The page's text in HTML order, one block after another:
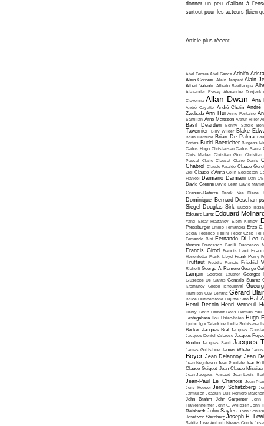
donner un peu d'allant à
surtout pour les acteurs (bien
Article plus récent
Abel Ferrara Abel Gance Adolfo
Alain Corneau Alain Jaspard Alain
Albert Valentin Alberto Bevilacqua
Alexander Esway Alexandre Dovjenko
Crevenna Allan Dwan Ana
André Cayatte André Chotin André
Zwobada Ann Hui Anne Fontaine
Santillan Arne Mattsson Arthur Hiller
Basil Dearden Benny Safdie
Tavernier Billy Wilder Blake
Brian Damude Brian De Palma
Forbes Budd Boetticher Burgess
Carlos Hugo Christensen Carlos Saura
Chris Marker Christian Gion Christian
Pascal
Claire Clouzot Claire Denis
Chabrol
Claude Faraldo Claude
Zidi Claude d'Anna Colin Eggleston
Frankel Damiano Damiani Dan
David Greene David Lean David
Granier-Deferre
Derek Yee Diane
Dominique Bernard-
Siegel
Douglas Sirk Duccio
Edouard Luntz Edouard
Yang Eldar Riazanov Elem Klimov
Pressburger Emilio Fernandez Enzo
Scola Federico Fellini Fedor Ozep Fei
Fernando Birri Fernando Di Leo
Vancini Francesco Barilli Francesco
Francis Girod Francis Leroi
Henenlotter Frank Lloyd Frank Perry
Truffaut Freddie Francis Friedrich
Righelli George A. Romero George
Lampin Georges Lautner
Georges
Giuseppe De Santis Gonzalo Suarez
Kromanov Grigori Tchoukhraï
Hamilton Guy Lefranc Gérard
Bruce Humberstone Hajime Sato Hal
Henri Decoin Henri Verneuil
Henry Levin Herbert Ross Herman Yau
Teshigahara Hou Hsiao-hsien Hugo
Iquino Igor Talankine Ioulia Solntseva
Becker Jacques Bral Jacques
Jacques Doniol-Valcroze Jacques
Rouffio Jacques Santi Jacques
James Goldstone James Whale
Boyer Jean Delannoy Jean
Jean Negulesco Jean Pourtalé Jean
Claude Guiguet Jean-Claude
Jean-Jacques Annaud Jean-Louis
Jean-Paul Le Chanois
Jean-
Jerry Hopper Jerry Schatzberg
Jarmusch Joaquin Luis Romero
John Brahm
John Carpenter
John
Frankenheimer John G. Avildsen John
Reinhardt John Sayles John
Josef von Sternberg Joseph H.
Safdie José Antonio Nieves Conde